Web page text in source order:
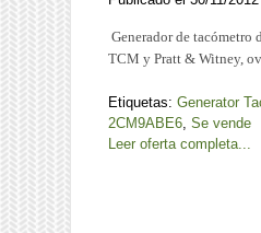
Generador de tacómetro
TCM y Pratt & Witney,
Etiquetas: Generator
2CM9ABE6, Se vende
Leer oferta completa...